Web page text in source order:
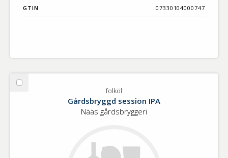
GTIN 07330104000747
Välj
folköl
Gårdsbryggd session IPA
Nääs gårdsbryggeri